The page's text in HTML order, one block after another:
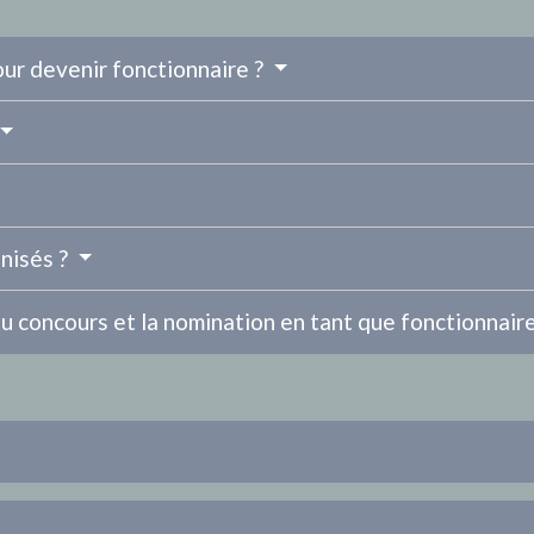
devenir fonctionnaire ?
?
concours et la nomination en tant que